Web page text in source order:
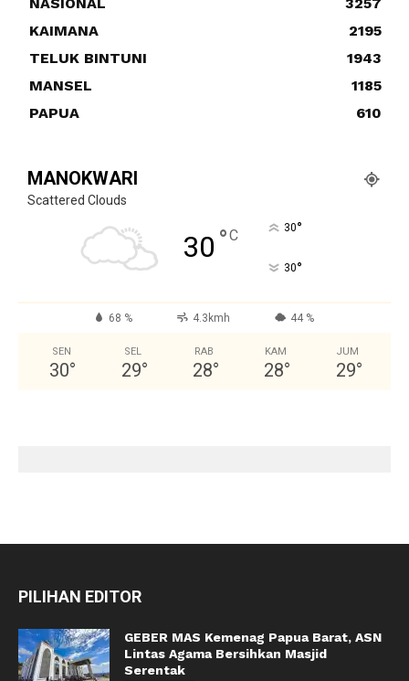
NASIONAL
3257
KAIMANA
2195
TELUK BINTUNI
1943
MANSEL
1185
PAPUA
610
MANOKWARI
Scattered Clouds
30 °C 30°
30°
68 % 4.3kmh 44 %
SEN
30°
SEL
29°
RAB
28°
KAM
28°
JUM
29°
PILIHAN EDITOR
GEBER MAS Kemenag Papua Barat, ASN
Lintas Agama Bersihkan Masjid
Serentak